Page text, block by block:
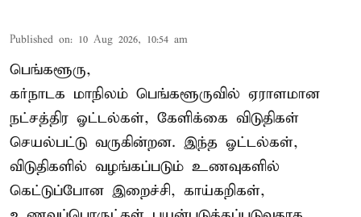
Published on: 10 Aug 2026, 10:54 am
பெங்களூரு,
கர்நாடக மாநிலம் பெங்களூருவில் ஏராளமான
நட்சத்திர ஓட்டல்கள், கேளிக்கை விடுதிகள்
செயல்பட்டு வருகின்றன. இந்த ஓட்டல்கள்,
விடுதிகளில் வழங்கப்படும் உணவுகளில்
கெட்டுப்போன இறைச்சி, காய்கறிகள்,